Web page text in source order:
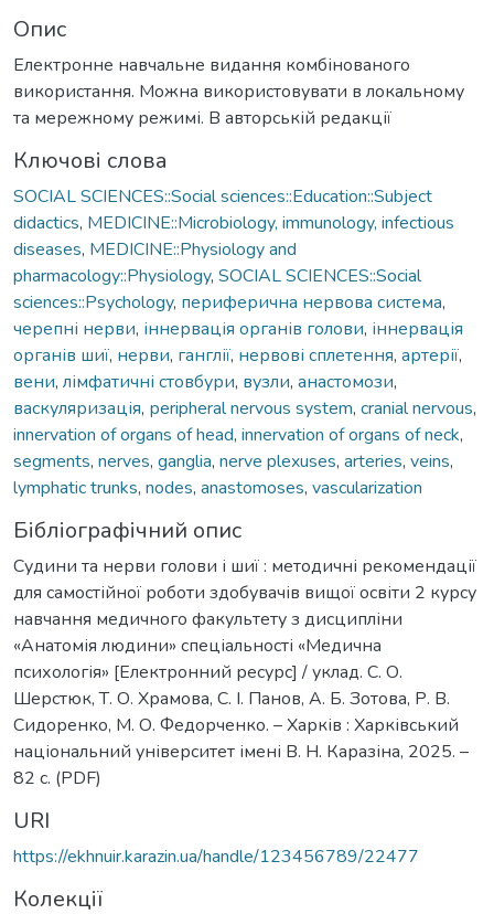
Опис
Електронне навчальне видання комбінованого
використання. Можна використовувати в локальному
та мережному режимі. В авторській редакції
Ключові слова
SOCIAL SCIENCES::Social sciences::Education::Subject
didactics, MEDICINE::Microbiology, immunology, infectious
diseases, MEDICINE::Physiology and
pharmacology::Physiology, SOCIAL SCIENCES::Social
sciences::Psychology, периферична нервова система,
черепні нерви, іннервація органів голови, іннервація
органів шиї, нерви, ганглії, нервові сплетення, артерії,
вени, лімфатичні стовбури, вузли, анастомози,
васкуляризація, рeripheral nervous system, cranial nervous,
innervation of organs of head, innervation of organs of neck,
segments, nerves, ganglia, nerve plexuses, arteries, veins,
lymphatic trunks, nodes, anastomoses, vascularization
Бібліографічний опис
Судини та нерви голови і шиї : методичні рекомендації
для самостійної роботи здобувачів вищої освіти 2 курсу
навчання медичного факультету з дисципліни
«Анатомія людини» спеціальності «Медична
психологія» [Електронний ресурс] / уклад. С. О.
Шерстюк, Т. О. Храмова, С. І. Панов, А. Б. Зотова, Р. В.
Сидоренко, М. О. Федорченко. – Харків : Харківський
національний університет імені В. Н. Каразіна, 2025. –
82 с. (PDF)
URI
https://ekhnuir.karazin.ua/handle/123456789/22477
Колекції